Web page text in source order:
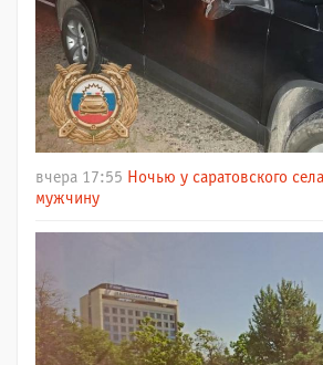
вчера 17:55 Ночью у саратовского
мужчину